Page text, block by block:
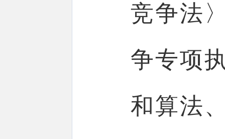
竞争法
争专项
和算法